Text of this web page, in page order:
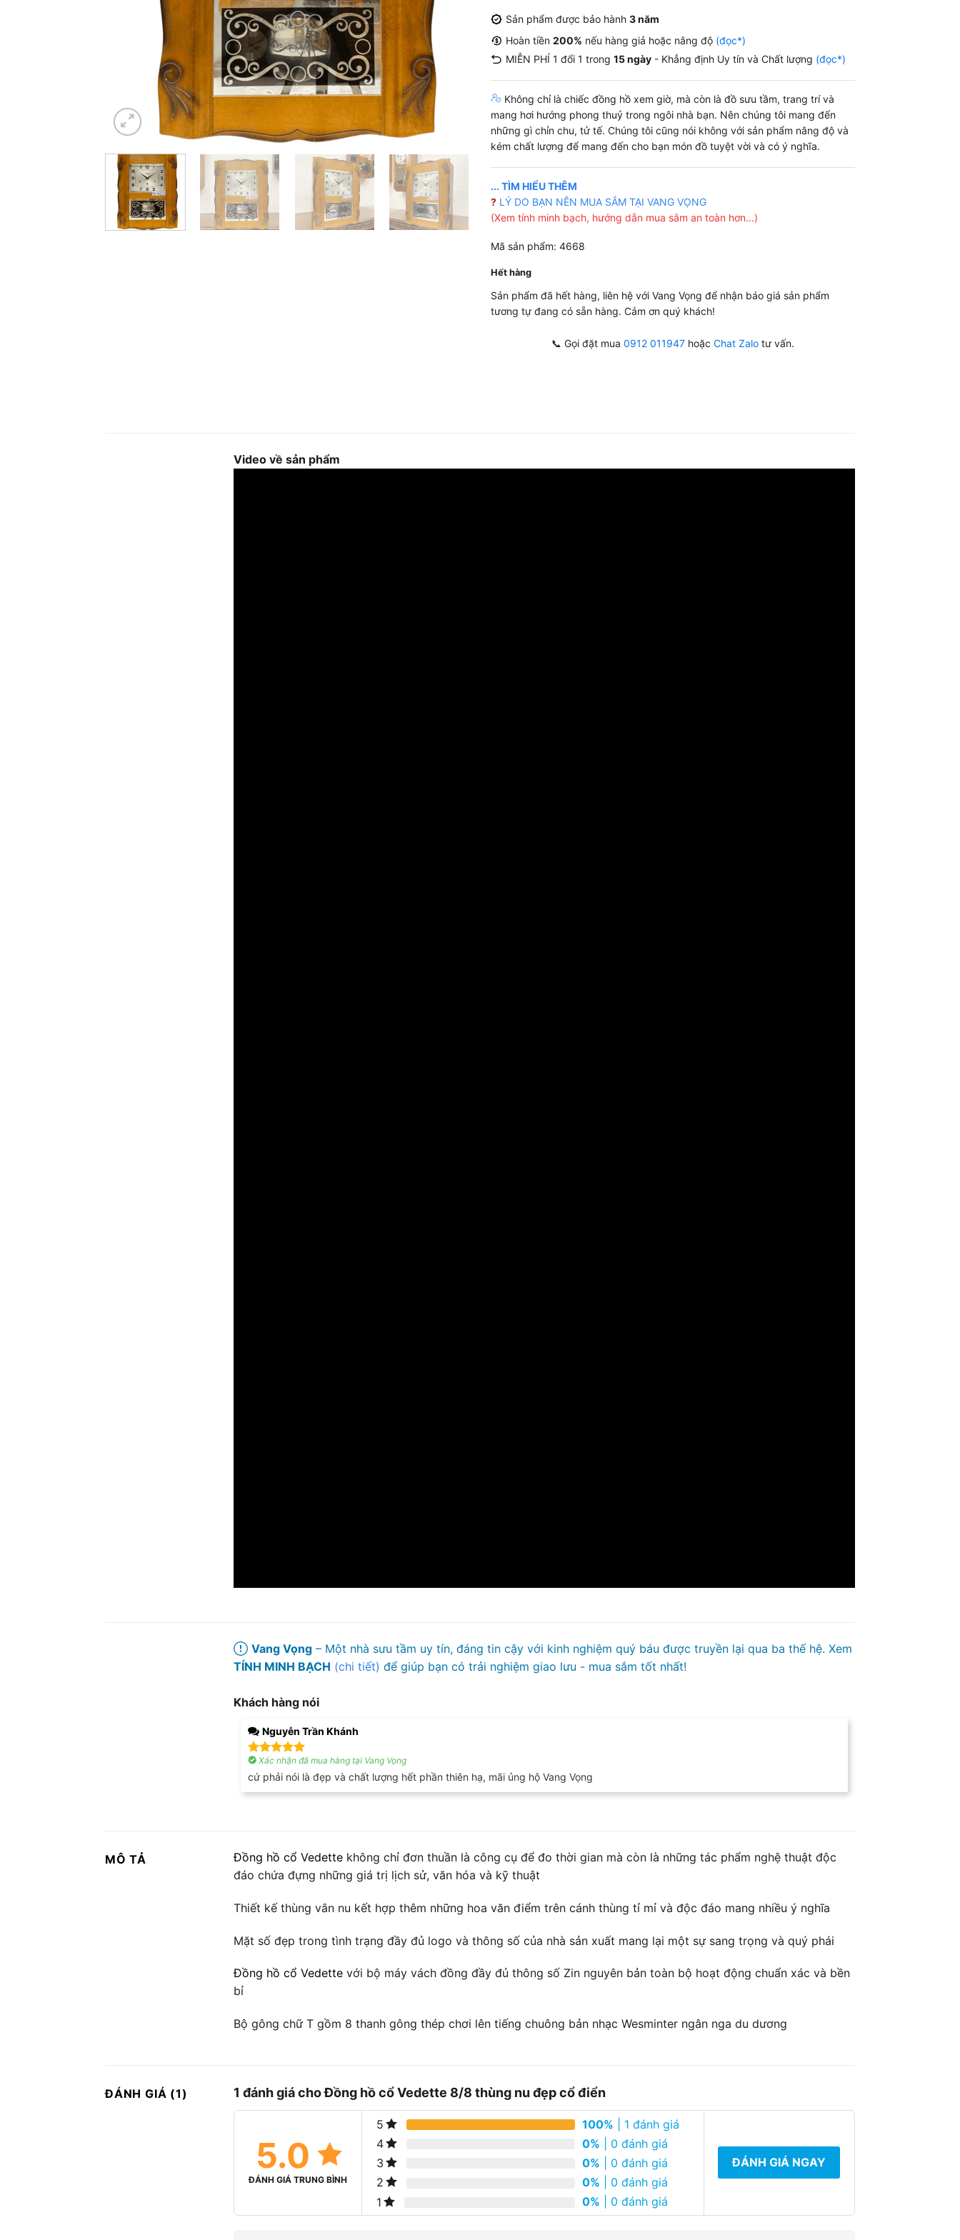
Sản phẩm được bảo hành 3 năm
Hoàn tiền 200% nếu hàng giả hoặc nâng độ (đọc*)
MIỄN PHÍ 1 đổi 1 trong 15 ngày - Khẳng định Uy tín và Chất lượng (đọc*)
Không chỉ là chiếc đồng hồ xem giờ, mà còn là đồ sưu tầm, trang trí và
mang hơi hướng phong thuỷ trong ngôi nhà bạn. Nên chúng tôi mang đến
những gì chỉn chu, tử tế. Chúng tôi cũng nói không với sản phẩm nâng độ và
kém chất lượng để mang đến cho bạn món đồ tuyệt vời và có ý nghĩa.
... TÌM HIỂU THÊM
? LÝ DO BẠN NÊN MUA SẮM TẠI VANG VỌNG
(Xem tính minh bạch, hướng dẫn mua sắm an toàn hơn...)
Mã sản phẩm: 4668
Hết hàng
Sản phẩm đã hết hàng, liên hệ với Vang Vọng để nhận báo giá sản phẩm
tương tự đang có sẵn hàng. Cảm ơn quý khách!
📞 Gọi đặt mua 0912 011947 hoặc Chat Zalo tư vấn.
Video về sản phẩm
Vang Vọng – Một nhà sưu tầm uy tín, đáng tin cậy với kinh nghiệm quý báu được truyền lại qua ba thế hệ. Xem
TÍNH MINH BẠCH (chi tiết) để giúp bạn có trải nghiệm giao lưu - mua sắm tốt nhất!
Khách hàng nói
Nguyễn Trần Khánh
Được xếp
hạng55
Xác nhận đã mua hàng tại Vang Vọng
cứ phải nói là đẹp và chất lượng hết phần thiên hạ, mãi ủng hộ Vang Vọng
MÔ TẢ Đồng hồ cổ Vedette không chỉ đơn thuần là công cụ để đo thời gian mà còn là những tác phẩm nghệ thuật độc
đáo chứa đựng những giá trị lịch sử, văn hóa và kỹ thuật
Thiết kế thùng vân nu kết hợp thêm những hoa văn điểm trên cánh thùng tỉ mỉ và độc đáo mang nhiều ý nghĩa
Mặt số đẹp trong tình trạng đầy đủ logo và thông số của nhà sản xuất mang lại một sự sang trọng và quý phái
Đồng hồ cổ Vedette với bộ máy vách đồng đầy đủ thông số Zin nguyên bản toàn bộ hoạt động chuẩn xác và bền
bỉ
Bộ gông chữ T gồm 8 thanh gông thép chơi lên tiếng chuông bản nhạc Wesminter ngân nga du dương
ĐÁNH GIÁ (1) 1 đánh giá choĐồng hồ cổ Vedette 8/8 thùng nu đẹp cổ điển
5.0
ĐÁNH GIÁ TRUNG BÌNH
5 100% | 1 đánh giá
4
0% | 0 đánh giá
3
0% | 0 đánh giá
2
0% | 0 đánh giá
1
0% | 0 đánh giá
ĐÁNH GIÁ NGAY